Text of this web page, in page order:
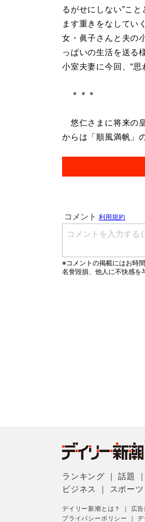
るがせにしない”こ
ます重きをなしてい
女・眞子さんと夫の
っぱいの生活を送る
小室夫妻に今回、“思
＊＊＊
悠仁さまに将来の
からは「順風満帆」
ランキング ｜話題
ビジネス
スポーツ
デイリー新潮とは？ ｜ 広
プライバシーポリシー
｜